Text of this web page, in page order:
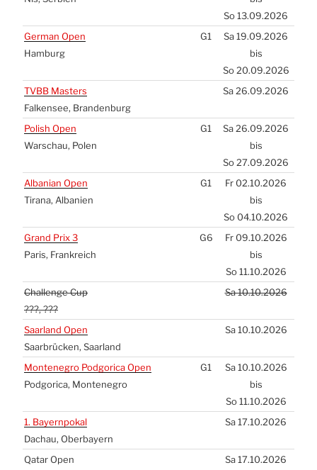
So 13.09.2026
Ger­man Open
Ham­burg
G1
Sa 19.09.2026
bis
So 20.09.2026
TVBB Mas­ters
Fal­ken­see, Bran­den­burg
Sa 26.09.2026
Polish Open
War­schau, Polen
G1
Sa 26.09.2026
bis
So 27.09.2026
Alba­ni­an Open
Tira­na, Alba­ni­en
G1
Fr 02.10.2026
bis
So 04.10.2026
Grand Prix 3
Paris, Frank­reich
G6
Fr 09.10.2026
bis
So 11.10.2026
Chal­len­ge Cup
???, ???
Sa 10.10.2026
Saar­land Open
Saar­brü­cken, Saar­land
Sa 10.10.2026
Mon­te­ne­gro Pod­go­ri­ca Open
Pod­go­ri­ca, Mon­te­ne­gro
G1
Sa 10.10.2026
bis
So 11.10.2026
1. Bay­ern­po­kal
Dach­au, Ober­bay­ern
Sa 17.10.2026
Qatar Open
Sa 17.10.2026